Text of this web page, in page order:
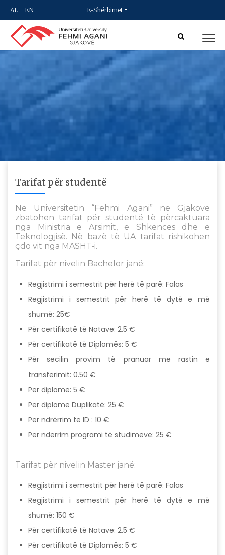
AL EN E-Shërbimet
Tarifat për studentë
Në Universitetin “Fehmi Agani” në Gjakovë
zbatohen tarifat për studentë të përcaktuara
nga Ministria e Arsimit, e Shkencës dhe e
Teknologjisë. Në bazë të UA tarifat rishikohen
çdo vit nga MASHT-i.
Tarifat për nivelin Bachelor janë:
Regjistrimi i semestrit për herë të parë: Falas
Regjistrimi i semestrit për herë të dytë e më
shumë: 25€
Për certifikatë të Notave: 2.5 €
Për certifikatë të Diplomës: 5 €
Për secilin provim të pranuar me rastin e
transferimit: 0.50 €
Për diplomë: 5 €
Për diplomë Duplikatë: 25 €
Për ndrërrim të ID : 10 €
Për ndërrim programi të studimeve: 25 €
Tarifat për nivelin Master janë:​
Regjistrimi i semestrit për herë të parë: Falas
Regjistrimi i semestrit për herë të dytë e më
shumë: 150 €
Për certifikatë të Notave: 2.5 €
Për certifikatë të Diplomës: 5 €